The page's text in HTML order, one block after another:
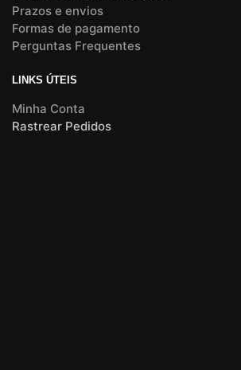
Prazos e envios
Formas de pagamento
Perguntas Frequentes
LINKS ÚTEIS
Minha Conta
Rastrear Pedidos